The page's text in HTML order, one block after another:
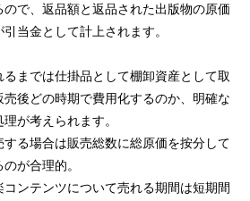
で、返品額と返品された出版物の原価
当金として計上されます。
までは仕掛品として棚卸資産として取
売後どの時期で費用化するのか、明確な
が考えられます。
る場合は販売総数に総原価を按分して
が合理的。
コンテンツについて売れる期間は短期間